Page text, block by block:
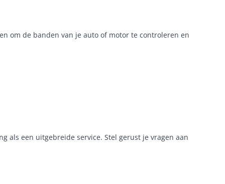
om de banden van je auto of motor te controleren en
als een uitgebreide service. Stel gerust je vragen aan